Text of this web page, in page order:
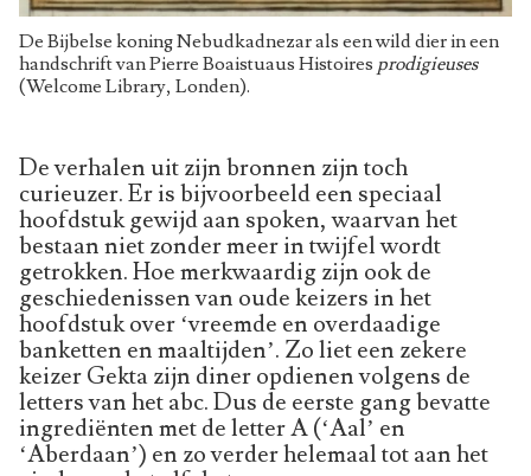
De Bijbelse koning Nebudkadnezar als een wild dier in een
handschrift van Pierre Boaistuaus Histoires prodigieuses
(Welcome Library, Londen).
De verhalen uit zijn bronnen zijn toch
curieuzer. Er is bijvoorbeeld een speciaal
hoofdstuk gewijd aan spoken, waarvan het
bestaan niet zonder meer in twijfel wordt
getrokken. Hoe merkwaardig zijn ook de
geschiedenissen van oude keizers in het
hoofdstuk over ‘vreemde en overdaadige
banketten en maaltijden’. Zo liet een zekere
keizer Gekta zijn diner opdienen volgens de
letters van het abc. Dus de eerste gang bevatte
ingrediënten met de letter A (‘Aal’ en
‘Aberdaan’) en zo verder helemaal tot aan het